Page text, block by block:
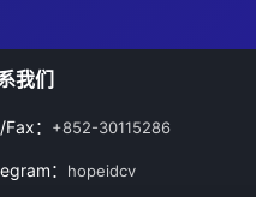
我们
： +852-30115286
： hopeidcv